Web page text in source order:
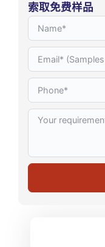
索取免费样品